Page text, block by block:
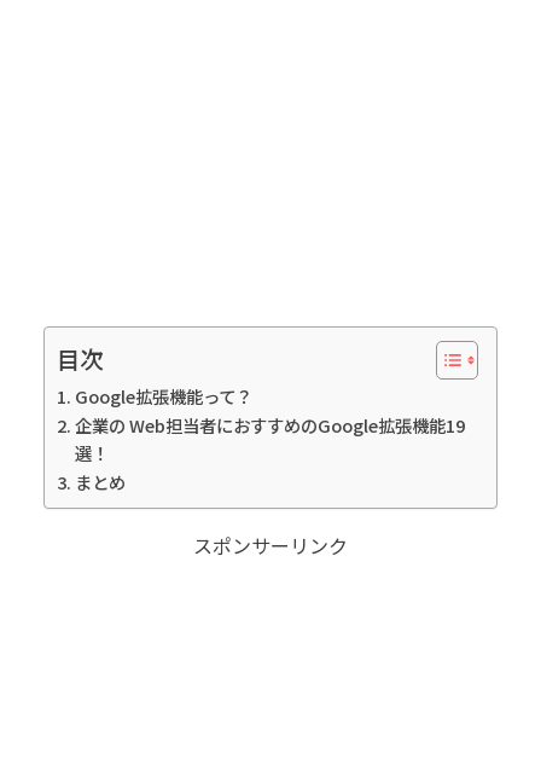
目次
Google拡張機能って？
企業の Web担当者におすすめのGoogle拡張機能19
選！
まとめ
スポンサーリンク